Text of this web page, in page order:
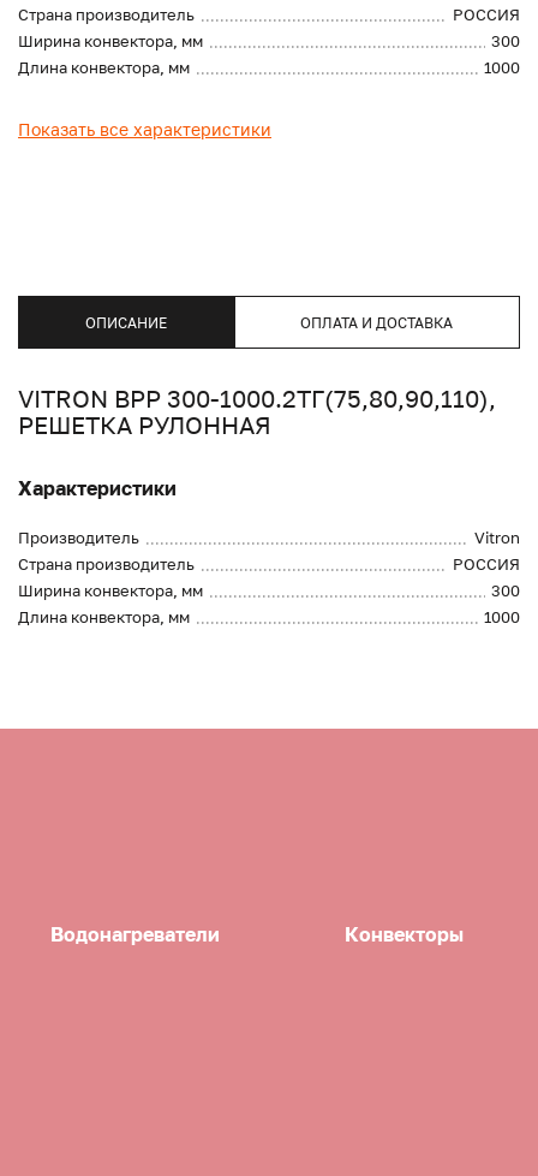
Страна производитель
РОССИЯ
Ширина конвектора, мм
300
Длина конвектора, мм
1000
Показать все характеристики
ОПИСАНИЕ ОПЛАТА И ДОСТАВКА
VITRON ВРР 300-1000.2ТГ(75,80,90,110),
РЕШЕТКА РУЛОННАЯ
Характеристики
Производитель
Vitron
Страна производитель
РОССИЯ
Ширина конвектора, мм
300
Длина конвектора, мм
1000
Водонагреватели Конвекторы